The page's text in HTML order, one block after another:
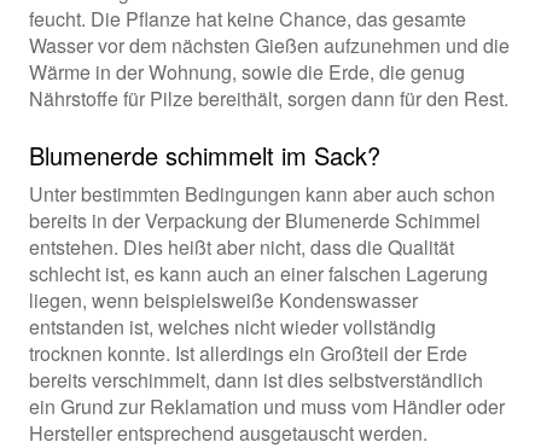
feucht. Die Pflanze hat keine Chance, das gesamte
Wasser vor dem nächsten Gießen aufzunehmen und die
Wärme in der Wohnung, sowie die Erde, die genug
Nährstoffe für Pilze bereithält, sorgen dann für den Rest.
Blumenerde schimmelt im Sack?
Unter bestimmten Bedingungen kann aber auch schon
bereits in der Verpackung der Blumenerde Schimmel
entstehen. Dies heißt aber nicht, dass die Qualität
schlecht ist, es kann auch an einer falschen Lagerung
liegen, wenn beispielsweiße Kondenswasser
entstanden ist, welches nicht wieder vollständig
trocknen konnte. Ist allerdings ein Großteil der Erde
bereits verschimmelt, dann ist dies selbstverständlich
ein Grund zur Reklamation und muss vom Händler oder
Hersteller entsprechend ausgetauscht werden.